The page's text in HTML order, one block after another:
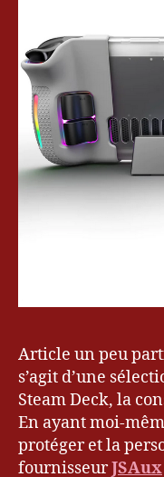
Article un peu
s’agit d’une
Steam Deck, la
En ayant moi-
protéger et la
fournisseurJSAux